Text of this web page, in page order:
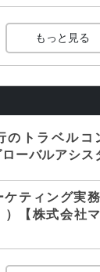
もっと見る
のトラベルコ
ローバルアシス
ケティング実
）【株式会社